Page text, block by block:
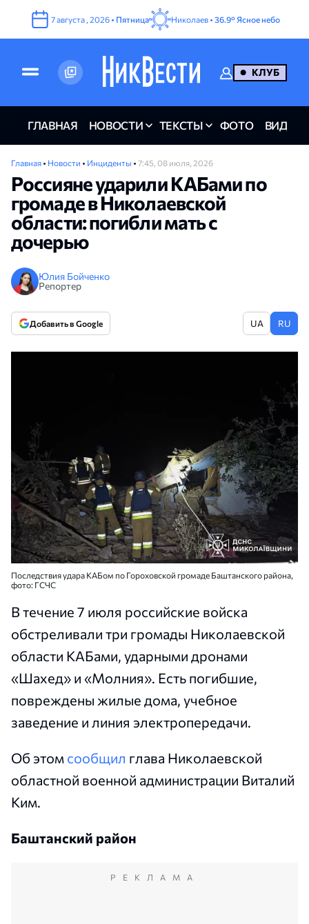
7августа , 2026 • Пятница Николаев • 36.9° Ясное небо
КЛУБ
ГЛАВНАЯ НОВОСТИ ТЕКСТЫ ФОТО ВИДЕО
Главная • Новости • Инциденты • 7:45, 08 июля, 2026
Россияне ударили КАБами по
громаде в Николаевской
области: погибли мать с
дочерью
Юлия Бойченко
Репортер
Добавить в Google UA RU
Последствия удара КАБом по Гороховской громаде Баштанского района,
фото: ГСЧС
В течение 7 июля российские войска
обстреливали три громады Николаевской
области КАБами, ударными дронами
«Шахед» и «Молния». Есть погибшие,
повреждены жилые дома, учебное
заведение и линия электропередачи.
Об этом сообщил глава Николаевской
областной военной администрации Виталий
Ким.
Баштанский район
РЕКЛАМА